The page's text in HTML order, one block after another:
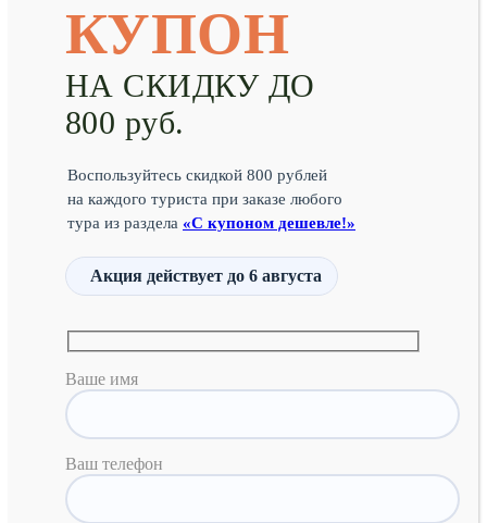
КУПОН
НА СКИДКУ ДО
800 руб.
Воспользуйтесь скидкой 800 рублей
на каждого туриста при заказе любого
тура из раздела «С купоном дешевле!»
Акция действует до 6 августа
Ваше имя
Ваш телефон